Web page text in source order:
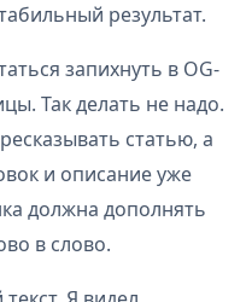
результат.
запихнуть в OG-
Так делать не надо.
статью, а
и описание уже
должна дополнять
в слово.